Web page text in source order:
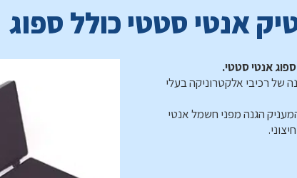
אנטי סטטי כולל ספוג
אנטי סטטי.
של רכיבי אלקטרוניקה בעלי
הגנה מפני חשמל אנטי